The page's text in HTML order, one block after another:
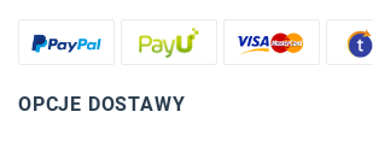
OPCJE DOSTAWY